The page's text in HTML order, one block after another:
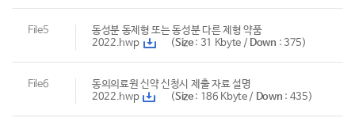
File5
동성분 동제형 또는 동성분 다른 제형 약품
2022.hwp
(Size: 31 Kbyte / Down : 375)
File6
동의의료원 신약 신청시 제출 자료 설명
2022.hwp
(Size: 186 Kbyte / Down : 435)